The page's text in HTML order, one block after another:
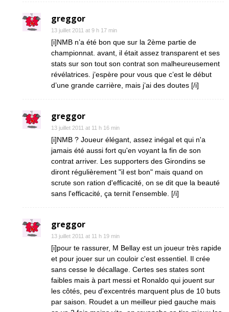
greggor
13 juillet 2011 at 9 h 17 min
[i]NMB n’a été bon que sur la 2ème partie de
championnat. avant, il était assez transparent et ses
stats sur son tout son contrat son malheureusement
révélatrices. j’espère pour vous que c’est le début
d’une grande carrière, mais j’ai des doutes [/i]
greggor
13 juillet 2011 at 11 h 16 min
[i]NMB ? Joueur élégant, assez inégal et qui n'a
jamais été aussi fort qu'en voyant la fin de son
contrat arriver. Les supporters des Girondins se
diront régulièrement "il est bon" mais quand on
scrute son ration d'efficacité, on se dit que la beauté
sans l'efficacité, ça ternit l'ensemble. [/i]
greggor
13 juillet 2011 at 11 h 19 min
[i]pour te rassurer, M Bellay est un joueur très rapide
et pour jouer sur un couloir c'est essentiel. Il crée
sans cesse le décallage. Certes ses states sont
faibles mais à part messi et Ronaldo qui jouent sur
les côtés, peu d'excentrés marquent plus de 10 buts
par saison. Roudet a un meilleur pied gauche mais